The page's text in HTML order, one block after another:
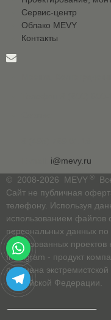
LED строка Трианон
LED строка для
информирования о
шлейфа полёта
имитацией полёта.
Сервис-центр
Облако MEVY
Контакты
i@mevy.ru
© 2008-2026 MEVY ®
Сайт не публичная
телефону. Используя
использованием файлов
персональных данных
реализованных проектов
Instagram - продукт
признана
Российской Федерации.